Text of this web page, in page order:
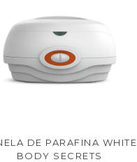
DE PARAFINA WHITE
BODY SECRETS